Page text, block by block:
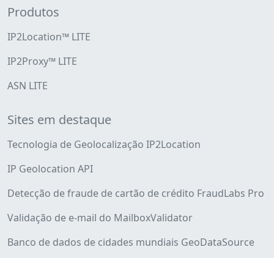
Produtos
IP2Location™ LITE
IP2Proxy™ LITE
ASN LITE
Sites em destaque
Tecnologia de Geolocalização IP2Location
IP Geolocation API
Detecção de fraude de cartão de crédito FraudLabs Pro
Validação de e-mail do MailboxValidator
Banco de dados de cidades mundiais GeoDataSource